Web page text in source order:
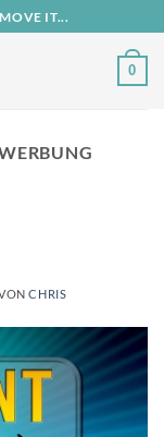
IT...
0
CHRIS